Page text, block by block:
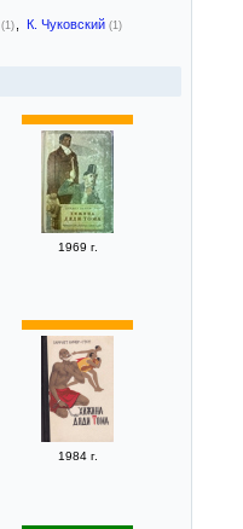
(1) К. Чуковский (1)
1969 г.
1984 г.